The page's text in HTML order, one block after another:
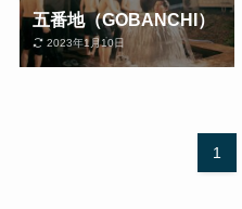
五番地（GOBANCHI）
2023年1月10日
1